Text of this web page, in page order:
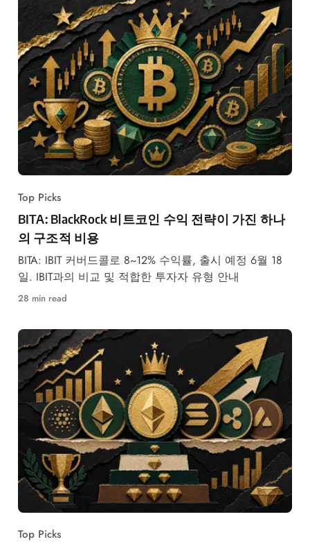
Top Picks
BITA: BlackRock 비트코인 수익 전략이 가진 하나
의 구조적 비용
BITA: IBIT 커버드콜로 8~12% 수익률, 출시 예정 6월 18
일. IBIT과의 비교 및 적합한 투자자 유형 안내
28 min read
Top Picks